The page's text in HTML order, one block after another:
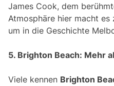
James Cook, dem
Atmosphäre hier macht
um in die Geschichte
5. Brighton Beach: Mehr
Viele kennen Brighton